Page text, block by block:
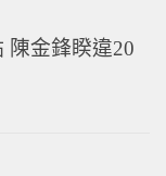
陳金鋒睽違20